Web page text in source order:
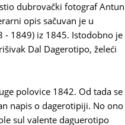
dubrovački fotograf Antun
opis sačuvan je u
- 1849) iz 1845. Istodobno je
Dal Dagerotipo, želeći
polovice 1842. Od tada se
napis o dagerotipiji. No ono
sul valente daguerotipo